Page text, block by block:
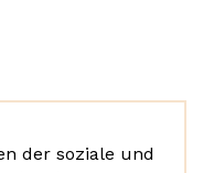
der soziale und